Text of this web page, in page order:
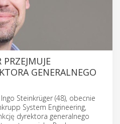
GENERALNEGO
Steinkrüger (48), obecnie
System Engineering,
dyrektora generalnego